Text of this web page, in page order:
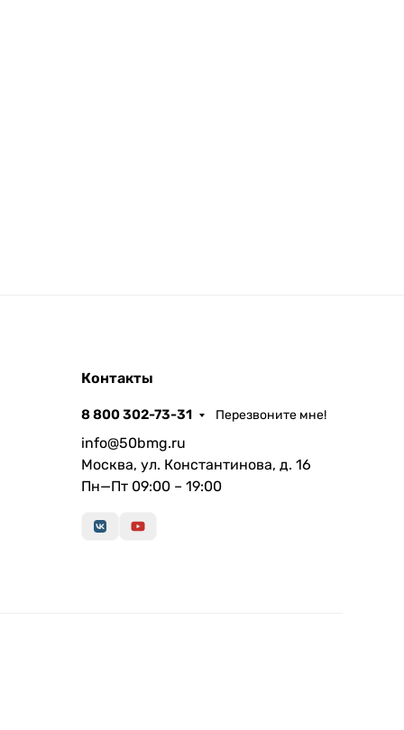
Контакты
8 800 302-73-31 Перезвоните мне!
info@50bmg.ru
Москва, ул. Константинова, д. 16
Пн—Пт 09:00 – 19:00